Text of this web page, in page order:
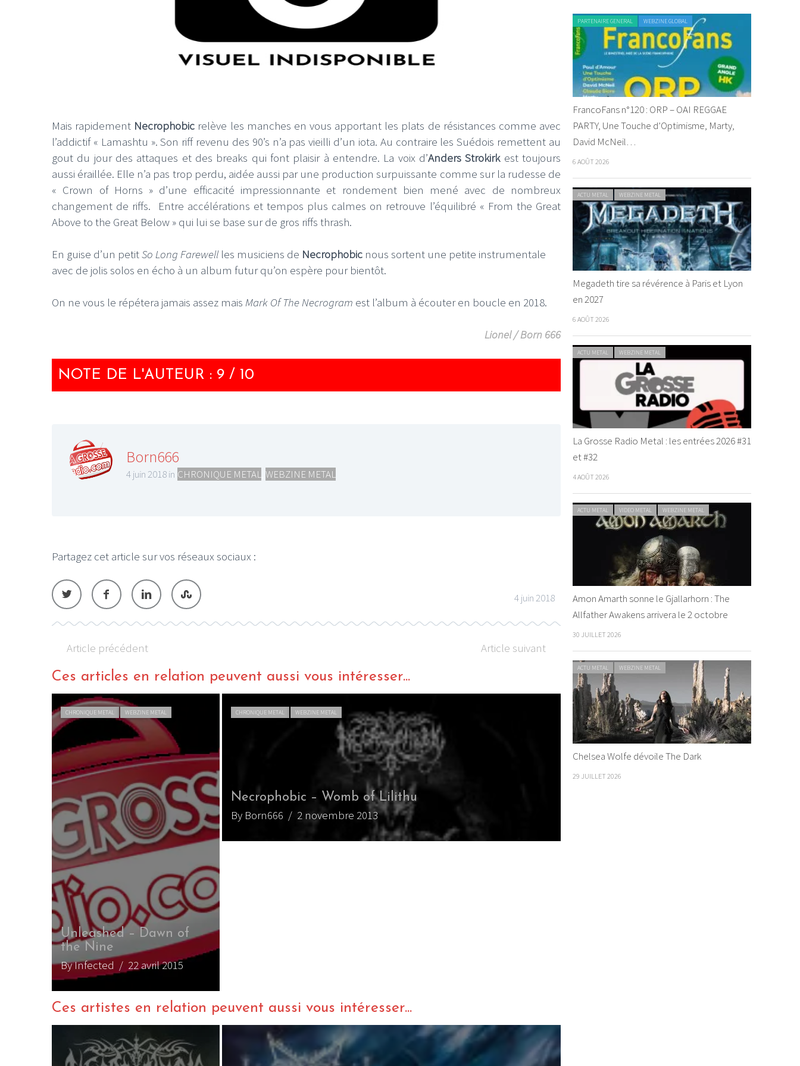
Mais rapidement Necrophobic relève les manches en vous apportant les plats de résistances comme avec
l’addictif « Lamashtu ». Son riff revenu des 90’s n’a pas vieilli d’un iota. Au contraire les Suédois remettent au
gout du jour des attaques et des breaks qui font plaisir à entendre. La voix d’Anders Strokirkest toujours
aussi éraillée. Elle n’a pas trop perdu, aidée aussi par une production surpuissante comme sur la rudesse de
« Crown of Horns » d’une efficacité impressionnante et rondement bien mené avec de nombreux
changement de riffs. Entre accélérations et tempos plus calmes on retrouve l’équilibré « From the Great
Above to the Great Below » qui lui se base sur de gros riffs thrash.
En guise d’un petitSo Long Farewellles musiciens de Necrophobic nous sortent une petite instrumentale
avec de jolis solos en écho à un album futur qu’on espère pour bientôt.
On ne vous le répétera jamais assez mais Mark Of The Necrogram est l’album à écouter en boucle en 2018.
Lionel / Born 666
NOTE DE L'AUTEUR : 9 / 10
Born666
4 juin 2018 in CHRONIQUE METAL WEBZINE METAL
Partagez cet article sur vos réseaux sociaux :
4 juin 2018
Article précédent Article suivant
Ces articles en relation peuvent aussi vous intéresser...
CHRONIQUE METAL WEBZINE METAL
Unleashed – Dawn of
the Nine
By Infected / 22 avril 2015
CHRONIQUE METAL WEBZINE METAL
Necrophobic – Womb of Lilithu
By Born666 / 2 novembre 2013
Ces artistes en relation peuvent aussi vous intéresser...
PARTENAIRE GENERAL WEBZINE GLOBAL
FrancoFans n°120 : ORP – OAI REGGAE
PARTY, Une Touche d’Optimisme, Marty,
David McNeil…
6 AOÛT 2026
ACTU METAL WEBZINE METAL
Megadeth tire sa révérence à Paris et Lyon
en 2027
6 AOÛT 2026
ACTU METAL WEBZINE METAL
La Grosse Radio Metal : les entrées 2026 #31
et #32
4 AOÛT 2026
ACTU METAL VIDEO METAL WEBZINE METAL
Amon Amarth sonne le Gjallarhorn : The
Allfather Awakens arrivera le 2 octobre
30 JUILLET 2026
ACTU METAL WEBZINE METAL
Chelsea Wolfe dévoile The Dark
29 JUILLET 2026